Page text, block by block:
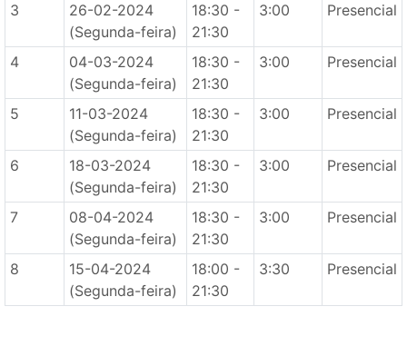
3
26-02-2024
(Segunda-feira)
18:30 -
21:30
3:00 Presencial
4
04-03-2024
(Segunda-feira)
18:30 -
21:30
3:00 Presencial
5
11-03-2024
(Segunda-feira)
18:30 -
21:30
3:00 Presencial
6
18-03-2024
(Segunda-feira)
18:30 -
21:30
3:00 Presencial
7
08-04-2024
(Segunda-feira)
18:30 -
21:30
3:00 Presencial
8
15-04-2024
(Segunda-feira)
18:00 -
21:30
3:30 Presencial